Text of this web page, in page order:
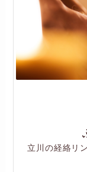
立川の経絡リ